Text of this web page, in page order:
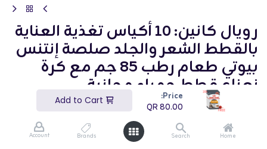
Price:
80.00
Home
Search
Brands
Account
رويال كانين: 10 أكياس تغذية العناية
بالقطط الشعر والجلد صلصة إنتنس
بيوتي طعام رطب 85 جم مع كرة
نعناع قطط حمراء مجانية
(تقييم 0)
80.00
QR